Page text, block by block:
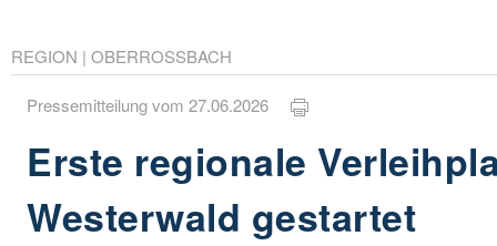
REGION | OBERROSSBACH
Pressemitteilung vom 27.06.2026
Erste regionale
Westerwald gestartet